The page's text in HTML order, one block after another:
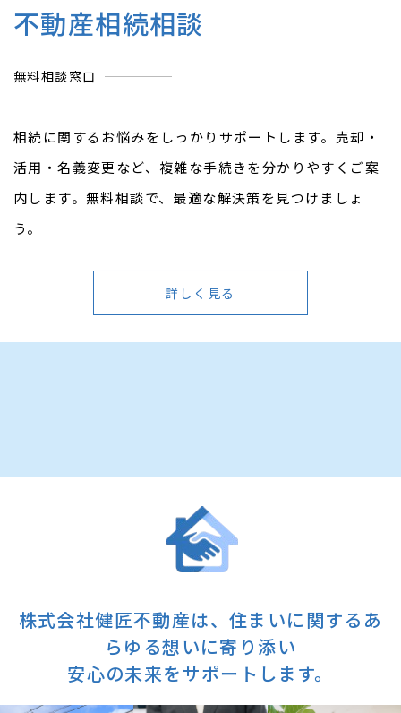
不動産相続相談
無料相談窓口
相続に関するお悩みをしっかりサポートします。売却・
活用・名義変更など、複雑な手続きを分かりやすくご案
内します。無料相談で、最適な解決策を見つけましょ
う。
詳しく見る
株式会社健匠不動産は、住まいに関するあ
らゆる想いに寄り添い
安心の未来をサポートします。